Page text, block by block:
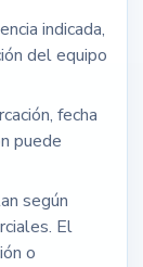
indicada,
del equipo
fecha
puede
según
El
o